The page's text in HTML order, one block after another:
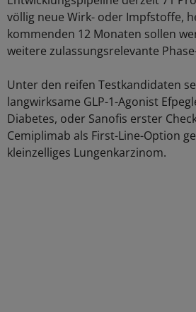
völlig neue Wirk- oder Impfstoffe,
kommenden 12 Monaten sollen
weitere zulassungsrelevante
Unter den reifen Testkandidaten
langwirksame GLP-1-Agonist
Diabetes, oder Sanofis erster
Cemiplimab als First-Line-Option
kleinzelliges Lungenkarzinom.